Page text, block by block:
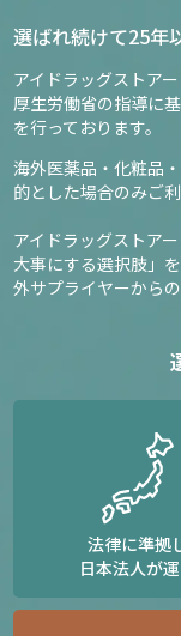
選ばれ続けて25年
アイドラッグストア
厚生労働省の指導に
を行っております。
海外医薬品・化粧品
的とした場合のみご
アイドラッグストア
大事にする選択肢」
外サプライヤーから
法律に準拠
日本法人が